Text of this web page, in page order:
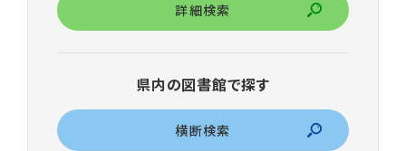
詳細検索
県内の図書館で探す
横断検索